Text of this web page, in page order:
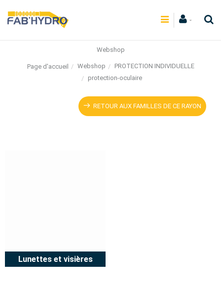
Webshop
Page d'accueil Webshop
PROTECTION INDIVIDUELLE
protection-oculaire
RETOUR AUX FAMILLES DE CE RAYON
Lunettes et visières